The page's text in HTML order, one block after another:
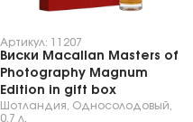
Артикул: 11207
Виски Macallan Masters of
Photography Magnum
Edition in gift box
Шотландия Односолодовый
0.7 л.